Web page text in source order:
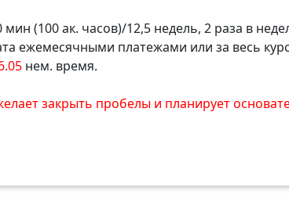
(100 ак. часов)/12,5 недель, 2 раза в
ежемесячными платежами или за весь
нем. время.
закрыть пробелы и планирует